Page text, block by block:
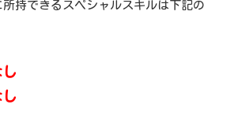
持できるスペシャルスキルは下記の